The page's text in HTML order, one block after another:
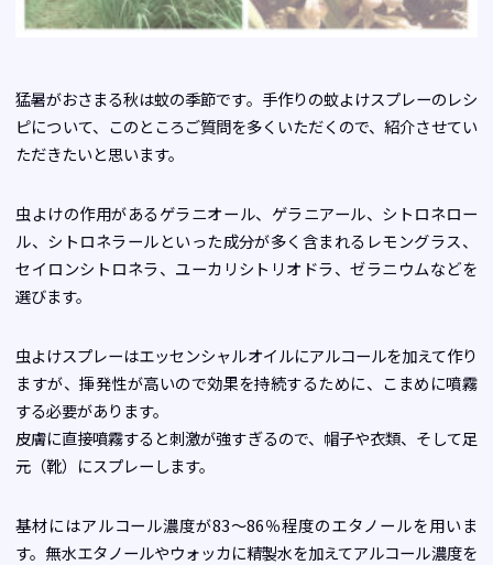
猛暑がおさまる秋は蚊の季節です。手作りの蚊よけスプレーのレシ
ピについて、このところご質問を多くいただくので、紹介させてい
ただきたいと思います。
虫よけの作用があるゲラニオール、ゲラニアール、シトロネロー
ル、シトロネラールといった成分が多く含まれるレモングラス、
セイロンシトロネラ、ユーカリシトリオドラ、ゼラニウムなどを
選びます。
虫よけスプレーはエッセンシャルオイルにアルコールを加えて作り
ますが、揮発性が高いので効果を持続するために、こまめに噴霧
する必要があります。
皮膚に直接噴霧すると刺激が強すぎるので、帽子や衣類、そして足
元（靴）にスプレーします。
基材にはアルコール濃度が83～86％程度のエタノールを用いま
す。無水エタノールやウォッカに精製水を加えてアルコール濃度を